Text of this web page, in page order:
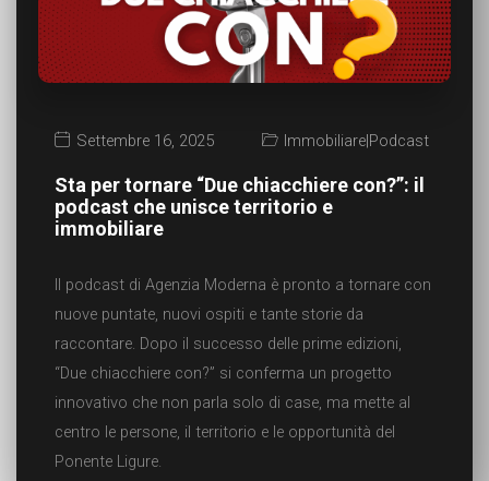
Settembre 16, 2025 Immobiliare|Podcast
Sta per tornare “Due chiacchiere con?”: il
podcast che unisce territorio e
immobiliare
Il podcast di Agenzia Moderna è pronto a tornare con
nuove puntate, nuovi ospiti e tante storie da
raccontare. Dopo il successo delle prime edizioni,
“Due chiacchiere con?” si conferma un progetto
innovativo che non parla solo di case, ma mette al
centro le persone, il territorio e le opportunità del
Ponente Ligure.